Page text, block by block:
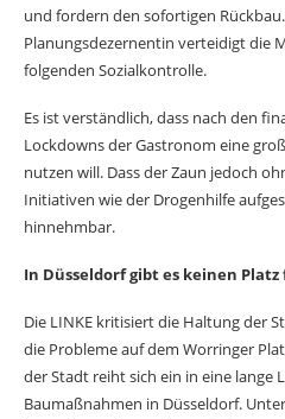
und fordern den sofortigen
Planungsdezernentin verteidigt die
folgenden Sozialkontrolle.
Es ist verständlich, dass nach den
Lockdowns der Gastronom eine
nutzen will. Dass der Zaun jedoch
Initiativen wie der Drogenhilfe
hinnehmbar.
In Düsseldorf gibt es keinen
Die LINKE kritisiert die Haltung der
die Probleme auf dem Worringer
der Stadt reiht sich ein in eine lange
Baumaßnahmen in Düsseldorf.